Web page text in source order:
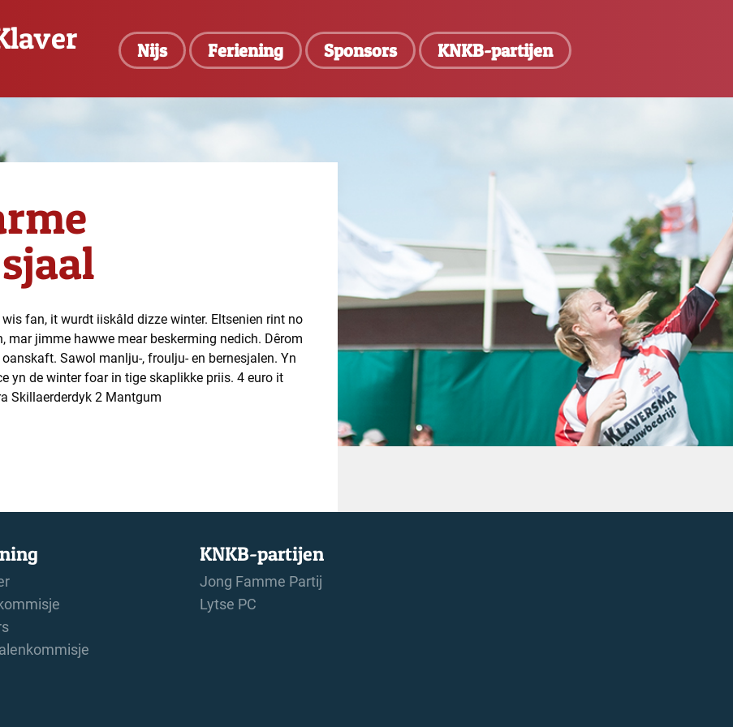
Nijs Feriening Sponsors KNKB-partijen
fan, it wurdt iiskâld dizze winter. Eltsenien rint no
mar jimme hawwe mear beskerming nedich. Dêrom
Sawol manlju-, froulju- en bernesjalen. Yn
yn de winter foar in tige skaplikke priis. 4 euro it
Skillaerderdyk 2 Mantgum
KNKB-partijen
Jong Famme Partij
Lytse PC